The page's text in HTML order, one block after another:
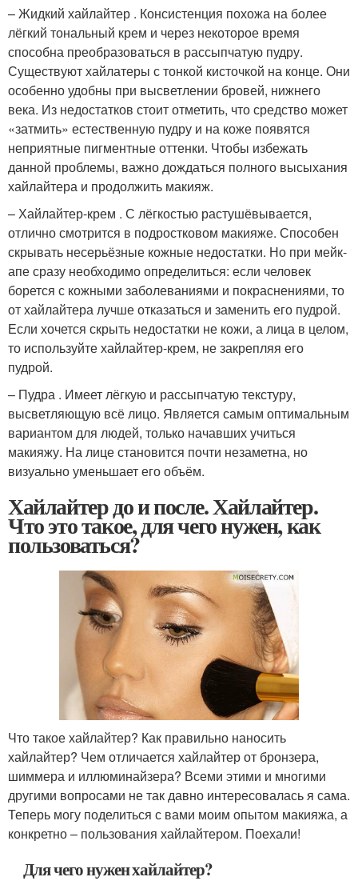
– Жидкий хайлайтер . Консистенция похожа на более
лёгкий тональный крем и через некоторое время
способна преобразоваться в рассыпчатую пудру.
Существуют хайлатеры с тонкой кисточкой на конце. Они
особенно удобны при высветлении бровей, нижнего
века. Из недостатков стоит отметить, что средство может
«затмить» естественную пудру и на коже появятся
неприятные пигментные оттенки. Чтобы избежать
данной проблемы, важно дождаться полного высыхания
хайлайтера и продолжить макияж.
– Хайлайтер-крем . С лёгкостью растушёвывается,
отлично смотрится в подростковом макияже. Способен
скрывать несерьёзные кожные недостатки. Но при мейк-
апе сразу необходимо определиться: если человек
борется с кожными заболеваниями и покраснениями, то
от хайлайтера лучше отказаться и заменить его пудрой.
Если хочется скрыть недостатки не кожи, а лица в целом,
то используйте хайлайтер-крем, не закрепляя его
пудрой.
– Пудра . Имеет лёгкую и рассыпчатую текстуру,
высветляющую всё лицо. Является самым оптимальным
вариантом для людей, только начавших учиться
макияжу. На лице становится почти незаметна, но
визуально уменьшает его объём.
Хайлайтер до и после. Хайлайтер.
Что это такое, для чего нужен, как
пользоваться?
Что такое хайлайтер? Как правильно наносить
хайлайтер? Чем отличается хайлайтер от бронзера,
шиммера и иллюминайзера? Всеми этими и многими
другими вопросами не так давно интересовалась я сама.
Теперь могу поделиться с вами моим опытом макияжа, а
конкретно – пользования хайлайтером. Поехали!
Для чего нужен хайлайтер?